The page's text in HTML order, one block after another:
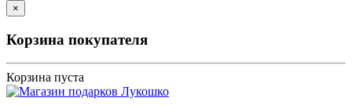
×
Корзина покупателя
Корзина пуста